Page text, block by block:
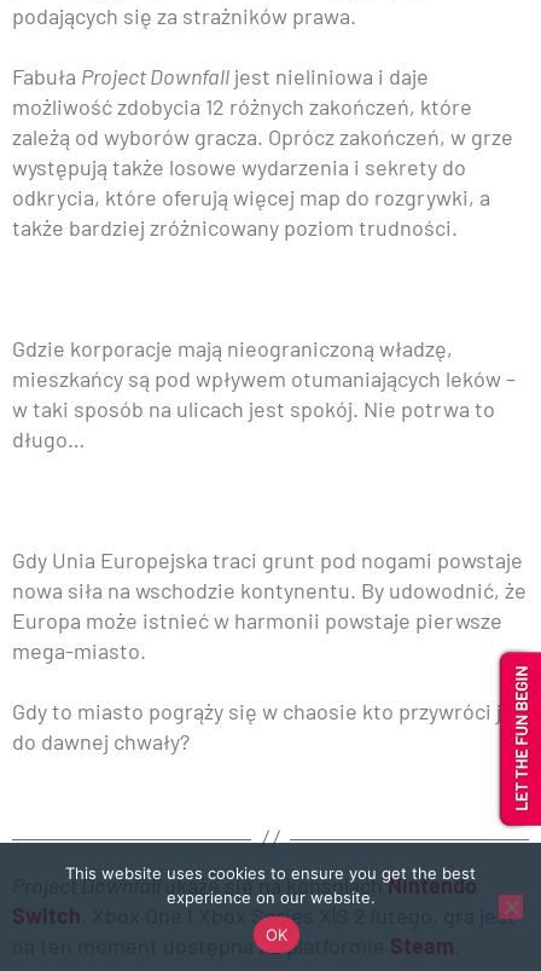
podających się za strażników prawa.
Fabuła Project Downfall jest nieliniowa i daje
możliwość zdobycia 12 różnych zakończeń, które
zależą od wyborów gracza. Oprócz zakończeń, w grze
występują także losowe wydarzenia i sekrety do
odkrycia, które oferują więcej map do rozgrywki, a
także bardziej zróżnicowany poziom trudności.
Gdzie korporacje mają nieograniczoną władzę,
mieszkańcy są pod wpływem otumaniających leków –
w taki sposób na ulicach jest spokój. Nie potrwa to
długo…
Gdy Unia Europejska traci grunt pod nogami powstaje
nowa siła na wschodzie kontynentu. By udowodnić, że
Europa może istnieć w harmonii powstaje pierwsze
mega-miasto.
Gdy to miasto pogrąży się w chaosie kto przywróci je
do dawnej chwały?
Project Downfall ukaże się na konsolachNintendo
Switch , Xbox One i Xbox Series X|S 2 lutego, gra jest
na ten moment dostępna na platformie Steam
This website uses cookies to ensure you get the best
experience on our website.
OK